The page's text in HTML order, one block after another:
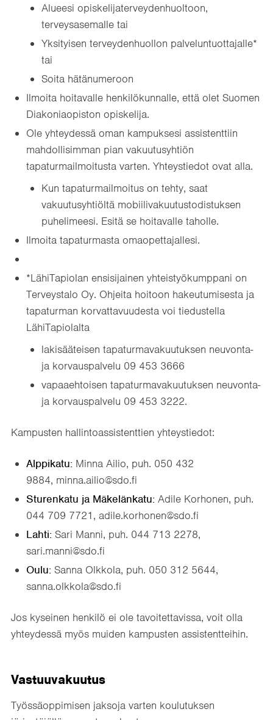
Alueesi opiskelijaterveydenhuoltoon,
terveysasemalle tai
Yksityisen terveydenhuollon palveluntuottajalle*
tai
Soita hätänumeroon
Ilmoita hoitavalle henkilökunnalle, että olet Suomen
Diakoniaopiston opiskelija.
Ole yhteydessä oman kampuksesi assistenttiin
mahdollisimman pian vakuutusyhtiön
tapaturmailmoitusta varten. Yhteystiedot ovat alla.
Kun tapaturmailmoitus on tehty, saat
vakuutusyhtiöltä mobiilivakuutustodistuksen
puhelimeesi. Esitä se hoitavalle taholle.
Ilmoita tapaturmasta omaopettajallesi.
*LähiTapiolan ensisijainen yhteistyökumppani on
Terveystalo Oy. Ohjeita hoitoon hakeutumisesta ja
tapaturman korvattavuudesta voi tiedustella
LähiTapiolalta
lakisääteisen tapaturmavakuutuksen neuvonta-
ja korvauspalvelu 09 453 3666
vapaaehtoisen tapaturmavakuutuksen neuvonta-
ja korvauspalvelu 09 453 3222.
Kampusten hallintoassistenttien yhteystiedot:
Alppikatu: Minna Ailio, puh. 050 432
9884, minna.ailio@sdo.fi
Sturenkatu ja Mäkelänkatu: Adile Korhonen, puh.
044 709 7721, adile.korhonen@sdo.fi
Lahti: Sari Manni, puh. 044 713 2278,
sari.manni@sdo.fi
Oulu: Sanna Olkkola, puh. 050 312 5644,
sanna.olkkola@sdo.fi
Jos kyseinen henkilö ei ole tavoitettavissa, voit olla
yhteydessä myös muiden kampusten assistentteihin.
Vastuuvakuutus
Työssäoppimisen jaksoja varten koulutuksen